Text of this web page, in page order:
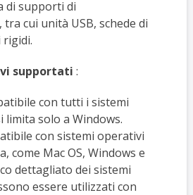
di supporti di
cui unità USB, schede di
rigidi.
supportati :
con tutti i sistemi
limita solo a Windows.
con sistemi operativi
come Mac OS, Windows e
dettagliato dei sistemi
essere utilizzati con